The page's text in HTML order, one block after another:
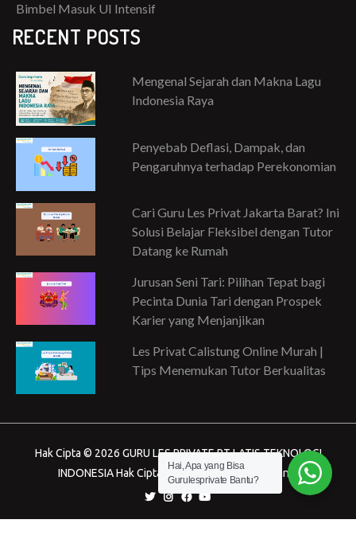
Bimbel Masuk UI Intensif
RECENT POSTS
Mengenal Sejarah dan Makna Lagu
Indonesia Raya
Penyebab Deflasi, Dampak, dan
Pengaruhnya terhadap Perekonomian
Cari Guru Les Privat Jakarta Barat? Ini
Solusi Belajar Fleksibel dengan Tutor
Datang ke Rumah
Jurusan Seni Tari: Pilihan Tepat bagi
Pecinta Dunia Tari dengan Prospek
Karier yang Menjanjikan
Les Privat Calistung Online Murah |
Tips Menemukan Tutor Berkualitas
Hak Cipta © 2026 GURU LES PRIVATE PT LATIS TEKNOLOGI
INDONESIA Hak Cipta dilindungi Undang-Undang.
Hai, Apa yang Bisa
Gurulesprivate Bantu?